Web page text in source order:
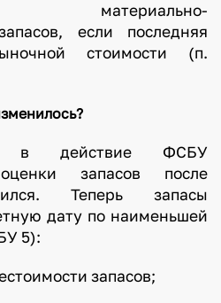
материально-
если последняя
стоимости (п.
в действие ФСБУ
запасов после
Теперь запасы
дату по наименьшей
5):
запасов;